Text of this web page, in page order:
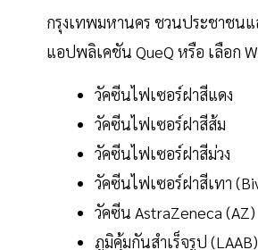
กรุงเทพมหานคร ชวนประชาชนแ
แอปพลิเคชัน QueQ หรือ เลือก
วัคซีนไฟเซอร์ฝาสีแดง
วัคซีนไฟเซอร์ฝาสีส้ม
วัคซีนไฟเซอร์ฝาสีม่วง
วัคซีนไฟเซอร์ฝาสีเทา
วัคซีน AstraZeneca (AZ)
ภูมิคุ้มกันสำเร็จรูป (LAAB)